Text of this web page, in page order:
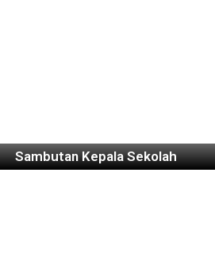
Sambutan Kepala Sekolah